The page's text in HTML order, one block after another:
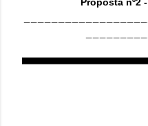
Proposta nº2 -